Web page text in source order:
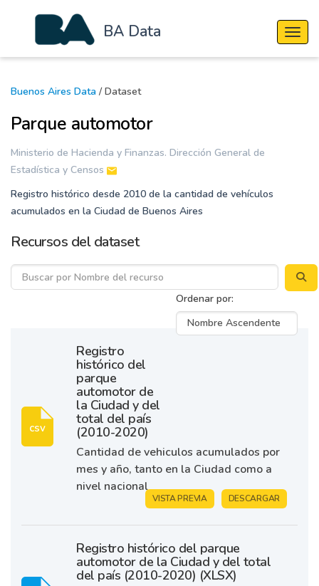
BA Data
Buenos Aires Data / Dataset
Parque automotor
Ministerio de Hacienda y Finanzas. Dirección General de
Estadística y Censos
Registro histórico desde 2010 de la cantidad de vehículos
acumulados en la Ciudad de Buenos Aires
Recursos del dataset
Ordenar por
DESCARGAR
VISTA PREVIA
Registro
histórico del
parque
automotor de
la Ciudad y del
total del país
(2010-2020)
Cantidad de vehiculos acumulados por
mes y año, tanto en la Ciudad como a
nivel nacional
csv
Registro histórico del parque
automotor de la Ciudad y del total
del país (2010-2020) (XLSX)